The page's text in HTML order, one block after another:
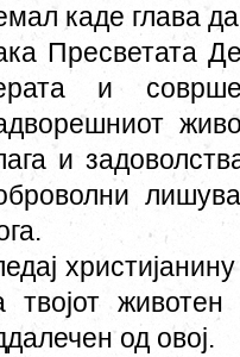
каде глава
Пресветата
и
и
твојот
од овој.